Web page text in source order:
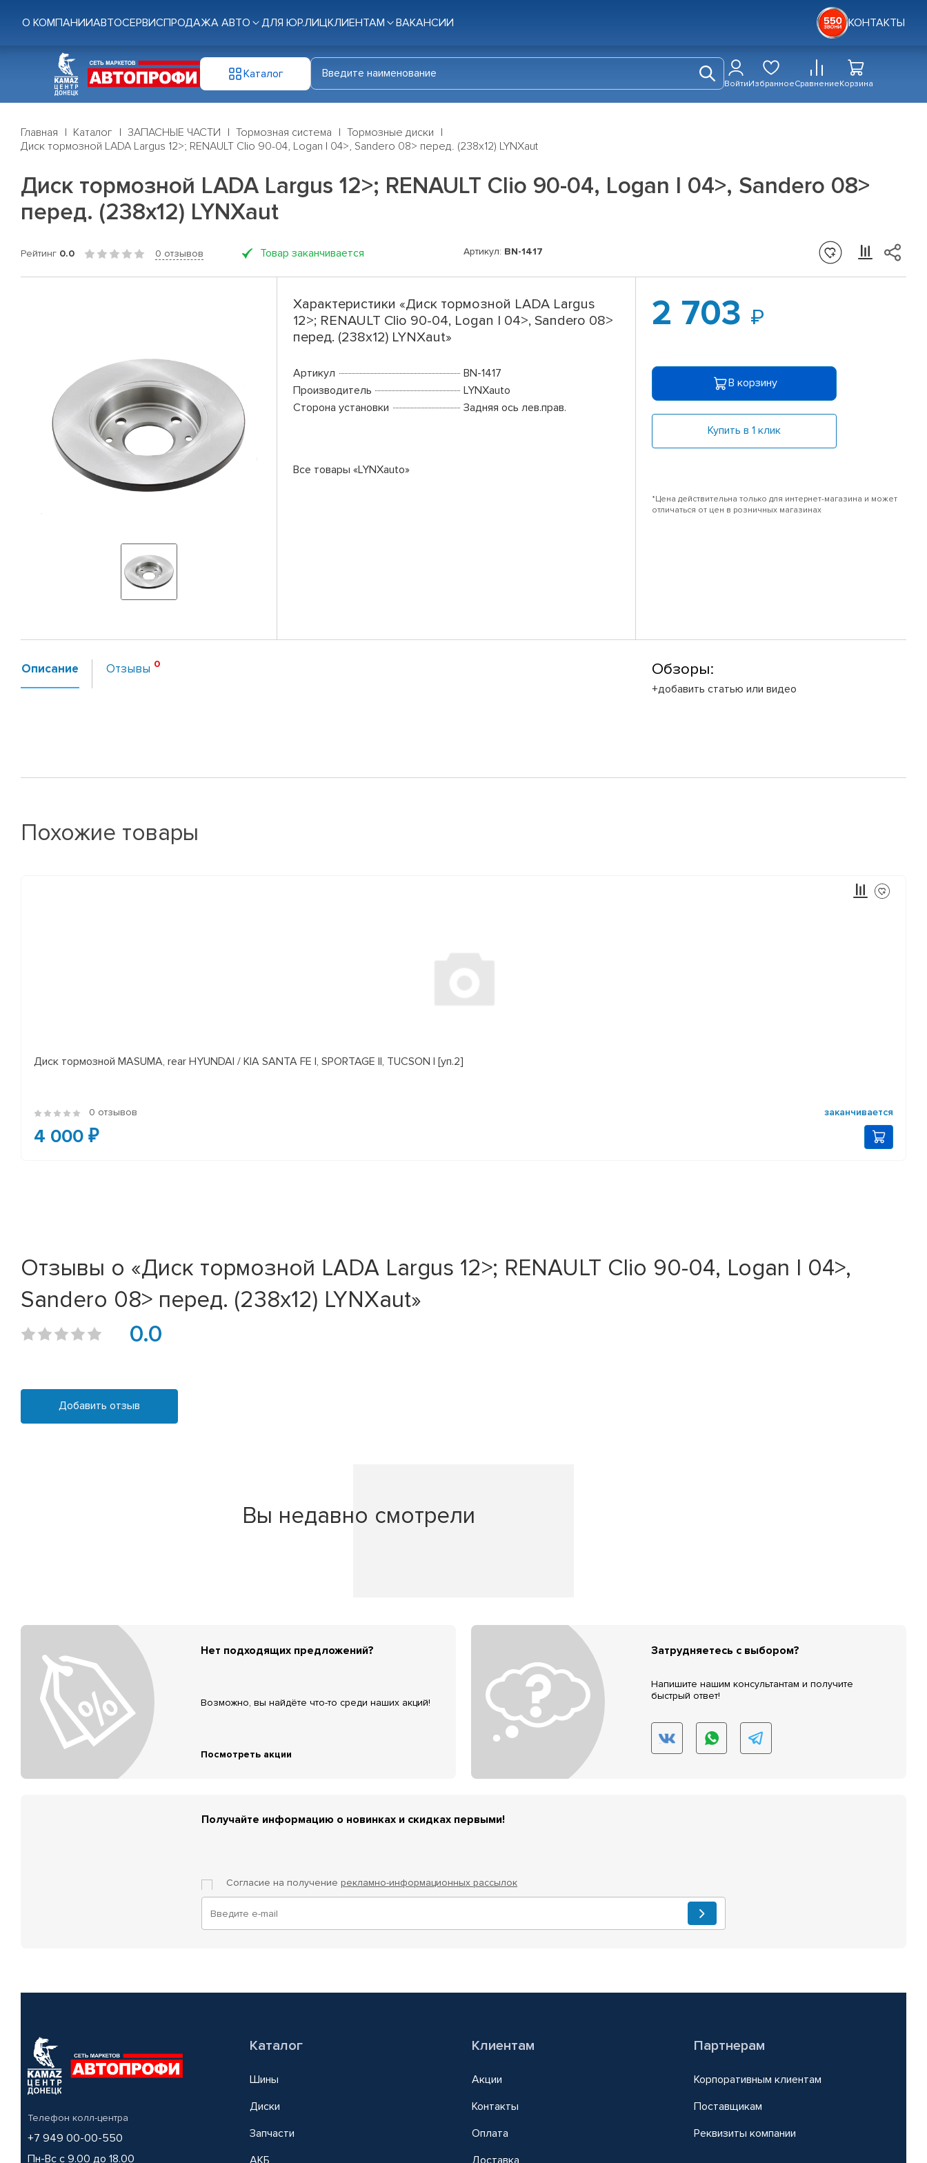
О КОМПАНИИАВТОСЕРВИСПРОДАЖА АВТО ДЛЯ ЮР.ЛИЦКЛИЕНТАМ ВАКАНСИИ КОНТАКТЫ
Каталог
ВойтиИзбранноеСравнениеКорзина
Главная Каталог ЗАПАСНЫЕ ЧАСТИ Тормозная система
Тормозные диски
Диск тормозной LADA Largus 12>; RENAULT Clio 90-04, Logan I 04>, Sandero 08> перед. (238x12) LYNXaut
Диск тормозной LADA Largus 12>; RENAULT Clio 90-04, Logan I 04>, Sandero 08>
перед. (238x12) LYNXaut
Рейтинг 0.0 0 отзывов Товар заканчивается Артикул: BN-1417
Характеристики «Диск тормозной LADA Largus
12>; RENAULT Clio 90-04, Logan I 04>, Sandero 08>
перед. (238x12) LYNXaut»
Артикул
BN-1417
Производитель
LYNXauto
Сторона установки
Задняя ось лев.прав.
Все товары «LYNXauto»
2 703
В корзину
Купить в 1 клик
*Цена действительна только для интернет-магазина и может
отличаться от цен в розничных магазинах
Описание Отзывы Обзоры:
+добавить статью или видео
Похожие товары
Диск тормозной MASUMA, rear HYUNDAI / KIA SANTA FE I, SPORTAGE II, TUCSON I [уп.2]
0 отзывов заканчивается
4 000 ₽
Отзывы о «Диск тормозной LADA Largus 12>; RENAULT Clio 90-04, Logan I 04>,
Sandero 08> перед. (238x12) LYNXaut»
0.0
Добавить отзыв
Вы недавно смотрели
Нет подходящих предложений?
Возможно, вы найдёте что-то среди наших акций!
Посмотреть акции
Затрудняетесь с выбором?
Напишите нашим консультантам и получите
быстрый ответ!
Получайте информацию о новинках и скидках первыми!
Согласие на получение рекламно-информационных рассылок
Телефон колл-центра
+7 949 00-00-550
Пн-Вс с 9.00 до 18.00
Каталог
Шины
Диски
Запчасти
АКБ
Клиентам
Акции
Контакты
Оплата
Доставка
Партнерам
Корпоративным клиентам
Поставщикам
Реквизиты компании